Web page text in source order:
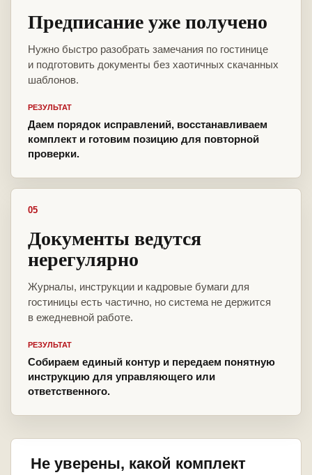
Предписание уже получено
Нужно быстро разобрать замечания по гостинице
и подготовить документы без хаотичных скачанных
шаблонов.
РЕЗУЛЬТАТ
Даем порядок исправлений, восстанавливаем
комплект и готовим позицию для повторной
проверки.
05
Документы ведутся
нерегулярно
Журналы, инструкции и кадровые бумаги для
гостиницы есть частично, но система не держится
в ежедневной работе.
РЕЗУЛЬТАТ
Собираем единый контур и передаем понятную
инструкцию для управляющего или
ответственного.
Не уверены, какой комплект